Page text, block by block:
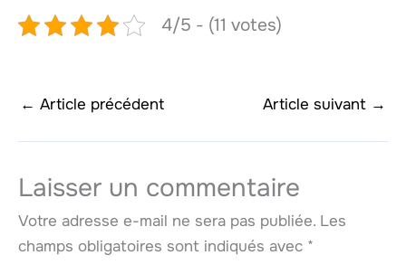
4/5 - (11 votes)
← Article précédent Article suivant →
Laisser un commentaire
Votre adresse e-mail ne sera pas publiée. Les
champs obligatoires sont indiqués avec *